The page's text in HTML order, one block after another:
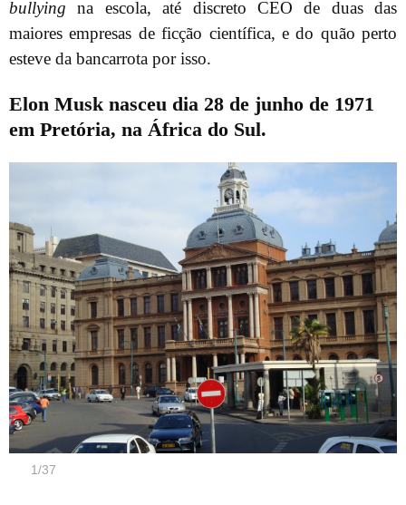
bullying na escola, até discreto CEO de duas das
maiores empresas de ficção científica, e do quão perto
esteve da bancarrota por isso.
Elon Musk nasceu dia 28 de junho de 1971
em Pretória, na África do Sul.
1/37